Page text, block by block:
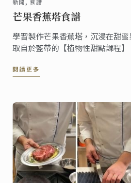
芒果香蕉塔食譜
學習製作芒果香蕉塔，沉浸在甜
取自於藍帶的【植物性甜點課程
程」與「藍帶倫敦校區」共同主導
閱讀更多